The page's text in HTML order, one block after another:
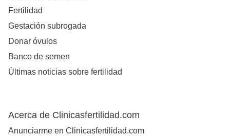
Fertilidad
Gestación subrogada
Donar óvulos
Banco de semen
Últimas noticias sobre fertilidad
Acerca de Clinicasfertilidad.com
Anunciarme en Clinicasfertilidad.com